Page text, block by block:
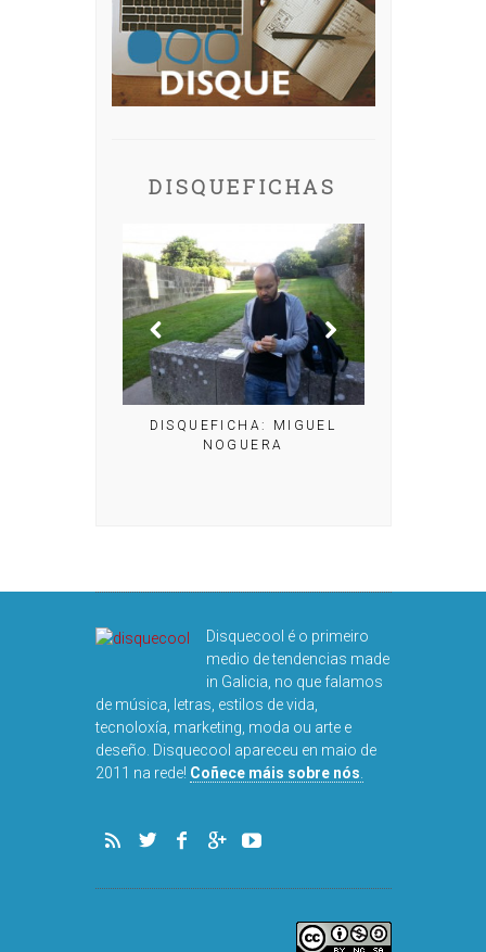
DISQUEFICHAS
DISQUEFICHA: MIGUEL
NOGUERA
Disquecool é o primeiro
medio de tendencias made
in Galicia, no que falamos
de música, letras, estilos de vida,
tecnoloxía, marketing, moda ou arte e
deseño. Disquecool apareceu en maio de
2011 na rede! Coñece máis sobre nós